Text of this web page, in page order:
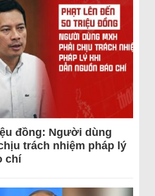
đồng: Người dùng
trách nhiệm pháp lý
chí